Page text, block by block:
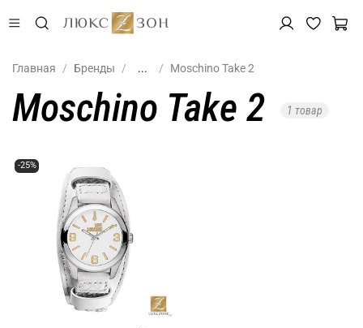
Главная Бренды ... Moschino Take 2
Moschino Take 2 1 товар
-25%